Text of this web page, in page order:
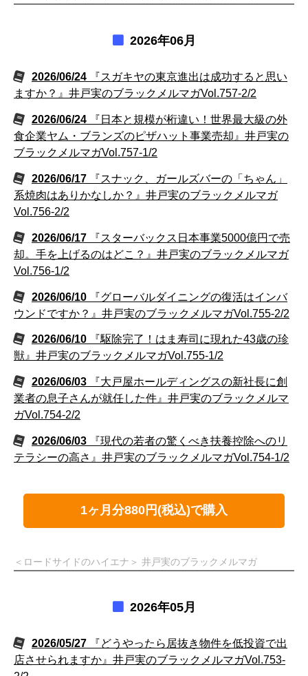
2026年06月
2026/06/24
『スガキヤの東京進出は成功すると思い
ますか？』井戸実のブラックメルマガVol.757-2/2
2026/06/24
『日本と規模が桁違い！世界最大級の外
食企業ヤム・ブランズのピザハット事業売却』井戸実の
ブラックメルマガVol.757-1/2
2026/06/17
『スナック、ガールズバーの「ちゃん」
系焼肉はありかなしか？』井戸実のブラックメルマガ
Vol.756-2/2
2026/06/17
『スターバックス日本事業5000億円で売
却。手を上げるのはどこ？』井戸実のブラックメルマガ
Vol.756-1/2
2026/06/10
『グローバルダイニングの復活はインバ
ウンドですか？』井戸実のブラックメルマガVol.755-2/2
2026/06/10
『駆除完了！はま寿司に現れた43歳の珍
獣』井戸実のブラックメルマガVol.755-1/2
2026/06/03
『大戸屋ホールディングスの新社長に創
業者の息子さんが就任した件』井戸実のブラックメルマ
ガVol.754-2/2
2026/06/03
『現代の若者の驚くべき扶養控除へのリ
テラシーの高さ』井戸実のブラックメルマガVol.754-1/2
1ヶ月分880円(税込)で購入
＜ロードサイドのハイエナ＞ 井戸実のブラックメルマガ
2026年05月
2026/05/27
『どうやったら居抜き物件を低投資で出
店させられますか』井戸実のブラックメルマガVol.753-